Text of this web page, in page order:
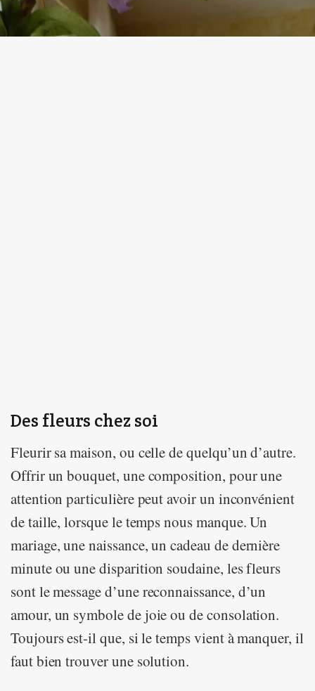
Des fleurs chez soi
Fleurir sa maison, ou celle de quelqu’un d’autre.
Offrir un bouquet, une composition, pour une
attention particulière peut avoir un inconvénient
de taille, lorsque le temps nous manque. Un
mariage, une naissance, un cadeau de dernière
minute ou une disparition soudaine, les fleurs
sont le message d’une reconnaissance, d’un
amour, un symbole de joie ou de consolation.
Toujours est-il que, si le temps vient à manquer, il
faut bien trouver une solution.